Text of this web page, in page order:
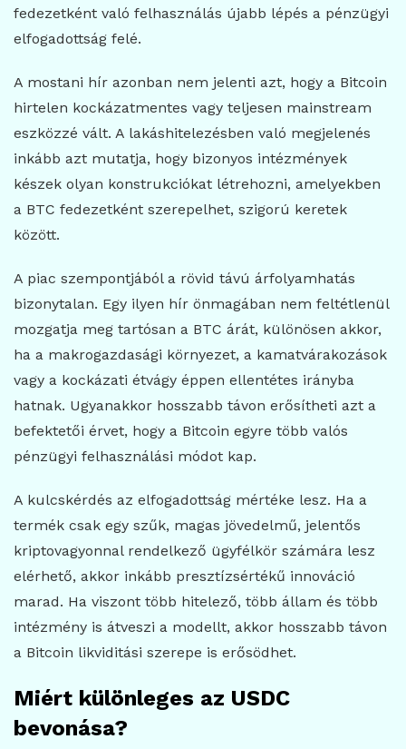
fedezetként való felhasználás újabb lépés a pénzügyi
elfogadottság felé.
A mostani hír azonban nem jelenti azt, hogy a Bitcoin
hirtelen kockázatmentes vagy teljesen mainstream
eszközzé vált. A lakáshitelezésben való megjelenés
inkább azt mutatja, hogy bizonyos intézmények
készek olyan konstrukciókat létrehozni, amelyekben
a BTC fedezetként szerepelhet, szigorú keretek
között.
A piac szempontjából a rövid távú árfolyamhatás
bizonytalan. Egy ilyen hír önmagában nem feltétlenül
mozgatja meg tartósan a BTC árát, különösen akkor,
ha a makrogazdasági környezet, a kamatvárakozások
vagy a kockázati étvágy éppen ellentétes irányba
hatnak. Ugyanakkor hosszabb távon erősítheti azt a
befektetői érvet, hogy a Bitcoin egyre több valós
pénzügyi felhasználási módot kap.
A kulcskérdés az elfogadottság mértéke lesz. Ha a
termék csak egy szűk, magas jövedelmű, jelentős
kriptovagyonnal rendelkező ügyfélkör számára lesz
elérhető, akkor inkább presztízsértékű innováció
marad. Ha viszont több hitelező, több állam és több
intézmény is átveszi a modellt, akkor hosszabb távon
a Bitcoin likviditási szerepe is erősödhet.
Miért különleges az USDC
bevonása?